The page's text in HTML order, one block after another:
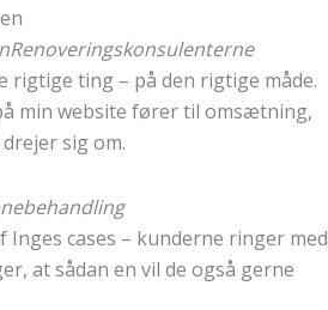
Renoveringskonsulenterne
rigtige ting – på den rigtige måde.
min website fører til omsætning,
sig om.
cases – kunderne ringer med
at sådan en vil de også gerne